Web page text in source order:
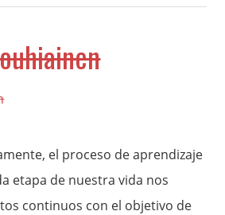
el proceso de aprendizaje
etapa de nuestra vida nos
continuos con el objetivo de